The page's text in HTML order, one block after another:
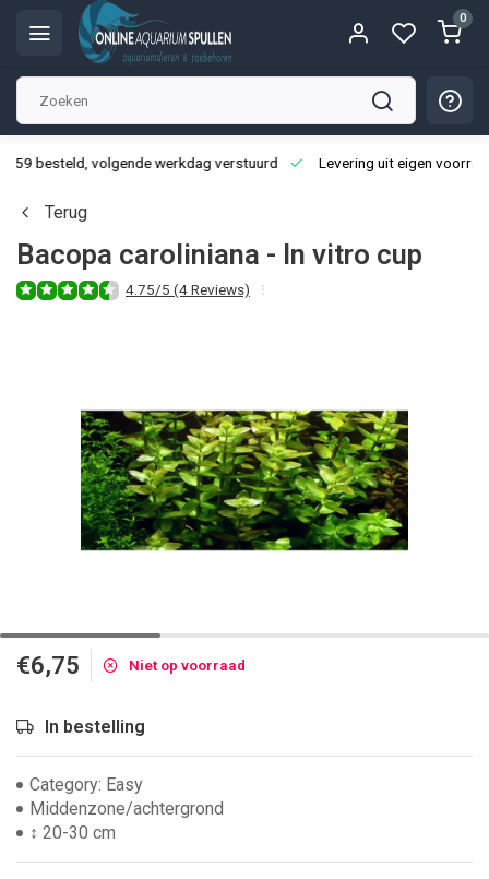
0
besteld, volgende werkdag verstuurd Levering uit eigen
Terug
Bacopa caroliniana - In vitro cup
4.75/5 (4 Reviews)
€6,75 Niet op voorraad
In bestelling
Category: Easy
Middenzone/achtergrond
↕ 20-30 cm